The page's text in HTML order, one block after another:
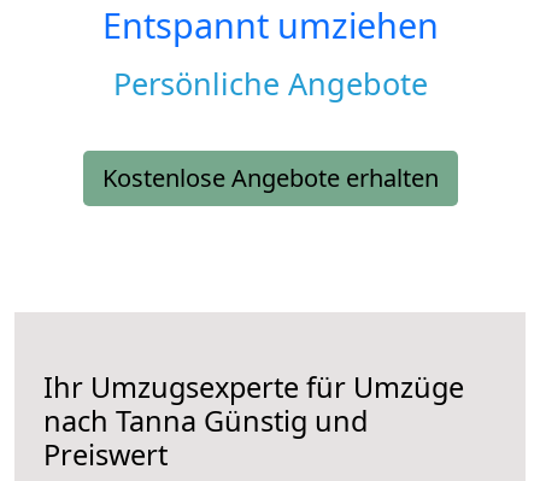
Entspannt umziehen
Persönliche Angebote
Kostenlose Angebote erhalten
Ihr Umzugsexperte für Umzüge
nach Tanna Günstig und
Preiswert